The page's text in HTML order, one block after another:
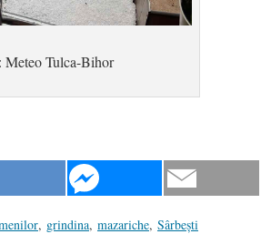
Tulca-Bihor
, grindina, mazariche, Sârbești